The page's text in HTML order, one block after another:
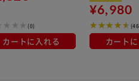
(0)
カートに入れる
¥6,980
カート